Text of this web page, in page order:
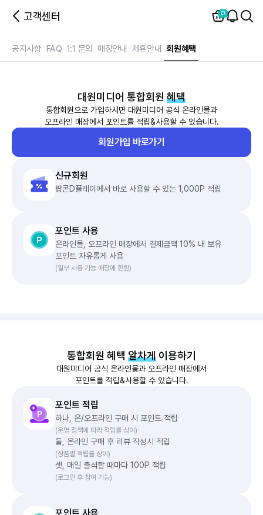
고객센터 0
공지사항 FAQ 1:1 문의 매장안내 제휴안내 회원혜택
대원미디어 통합회원 혜택
통합회원으로 가입하시면 대원미디어 공식 온라인몰과
오프라인 매장에서 포인트를 적립&사용할 수 있습니다.
회원가입 바로가기
신규회원
팝콘D플레이에서 바로 사용할 수 있는 1,000P 적립
포인트 사용
온라인몰, 오프라인 매장에서 결제금액 10% 내 보유
포인트 자유롭게 사용
(일부 사용 가능 매장에 한함)
통합회원 혜택 알차게 이용하기
대원미디어 공식 온라인몰과 오프라인 매장에서
포인트를 적립&사용할 수 있습니다.
포인트 적립
하나, 온/오프라인 구매 시 포인트 적립
(운영 정책에 따라 적립률 상이)
둘, 온라인 구매 후 리뷰 작성시 적립
(상품별 적립률 상이)
셋, 매일 출석할 때마다 100P 적립
(로그인 후 참여 가능)